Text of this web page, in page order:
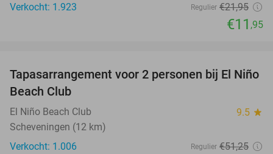
Verkocht: 1.923
Regulier €21,95
€11 ,95
51%
Tapasarrangement voor 2 personen bij El Niño
Beach Club
El Niño Beach Club 9.5 star
Scheveningen (12 km)
Verkocht: 1.006
Regulier €51,25